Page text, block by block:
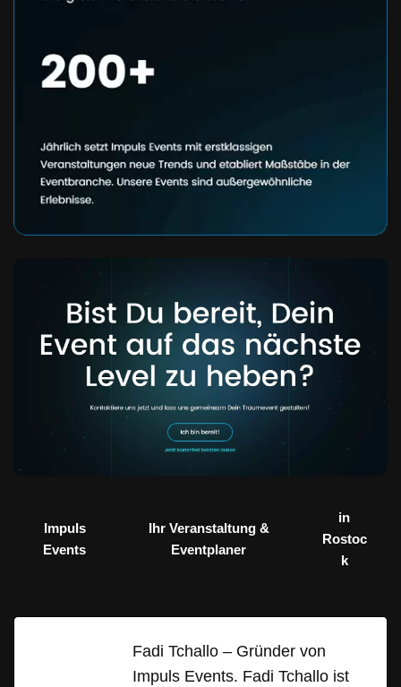
Impuls
Events
Ihr Veranstaltung &
Eventplaner
in
Rostoc
k
Fadi Tchallo – Gründer von
Impuls Events. Fadi Tchallo ist